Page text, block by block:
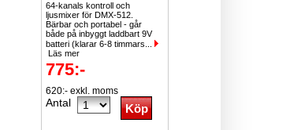
64-kanals kontroll och
ljusmixer för DMX-512.
Bärbar och portabel - går
både på inbyggt laddbart 9V
batteri (klarar 6-8 timmars...
Läs mer
775:-
620:- exkl. moms
Antal